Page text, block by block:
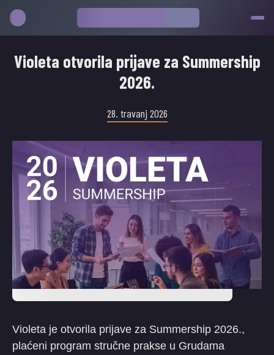
Violeta otvorila prijave za Summership
2026.
28. travanj 2026
Violeta je otvorila prijave za Summership 2026.,
plaćeni program stručne prakse u Grudama